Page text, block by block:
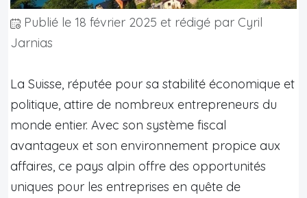
Publié le 18 février 2025 et rédigé par Cyril
Jarnias
La Suisse, réputée pour sa stabilité économique et
politique, attire de nombreux entrepreneurs du
monde entier. Avec son système fiscal
avantageux et son environnement propice aux
affaires, ce pays alpin offre des opportunités
uniques pour les entreprises en quête de